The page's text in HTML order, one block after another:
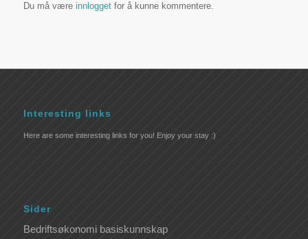
Du må være innloggetfor å kunne kommentere.
Interesting links
Here are some interesting links for you! Enjoy your stay :)
Sider
Bedriftsøkonomi basiskunnskap